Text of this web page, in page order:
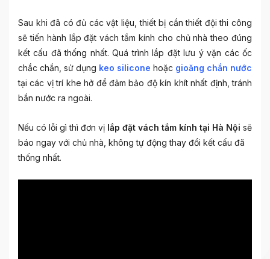
Sau khi đã có đủ các vật liệu, thiết bị cần thiết đội thi công
sẽ tiến hành lắp đặt vách tắm kính cho chủ nhà theo đúng
kết cấu đã thống nhất. Quá trình lắp đặt lưu ý vặn các ốc
chắc chắn, sử dụng keo silicone hoặc gioăng chắn nước
tại các vị trí khe hở để đảm bảo độ kín khít nhất định, tránh
bắn nước ra ngoài.
Nếu có lỗi gì thì đơn vị lắp đặt vách tắm kính tại Hà Nội sẽ
báo ngay với chủ nhà, không tự động thay đổi kết cấu đã
thống nhất.